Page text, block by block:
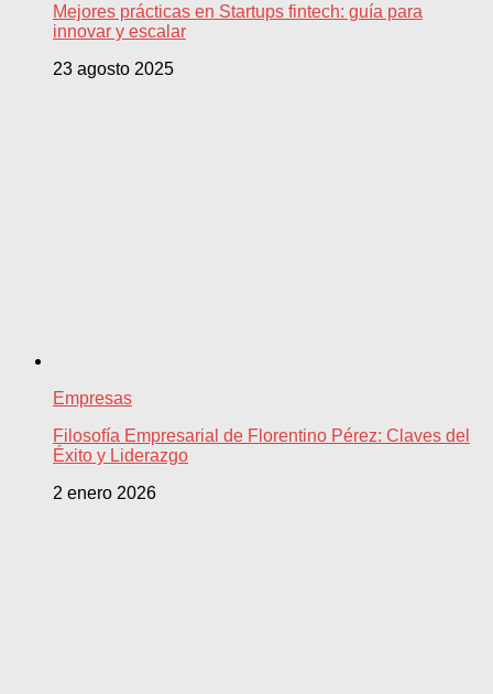
Mejores prácticas en Startups fintech: guía para
innovar y escalar
23 agosto 2025
Empresas
Filosofía Empresarial de Florentino Pérez: Claves del
Éxito y Liderazgo
2 enero 2026